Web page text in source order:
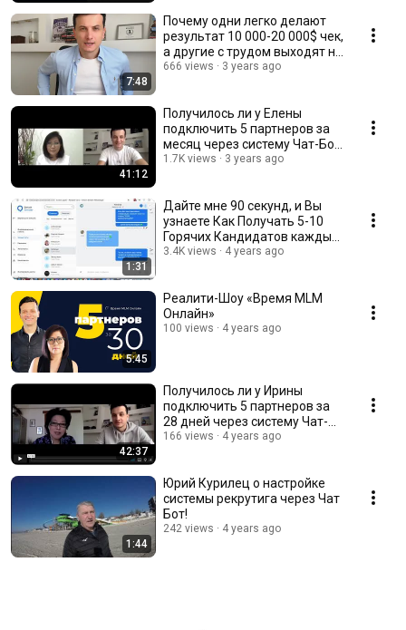
7:48
Почему одни легко делают
результат 10 000-20 000$ чек,
а другие с трудом выходят на
500-1000$
666 views 3 years ago
41:12
Получилось ли у Елены
подключить 5 партнеров за
месяц через систему Чат-Бот
+ Трафик?
1.7K views 3 years ago
1:31
Дайте мне 90 секунд, и Вы
узнаете Как Получать 5-10
Горячих Кандидатов каждый
день через Чат-Бот!
3.4K views 4 years ago
5:45
Реалити-Шоу «Время MLM
Онлайн»
100 views 4 years ago
42:37
Получилось ли у Ирины
подключить 5 партнеров за
28 дней через систему Чат-
Бот + Трафик?
166 views 4 years ago
1:44
Юрий Курилец о настройке
системы рекрутига через Чат
Бот!
242 views 4 years ago